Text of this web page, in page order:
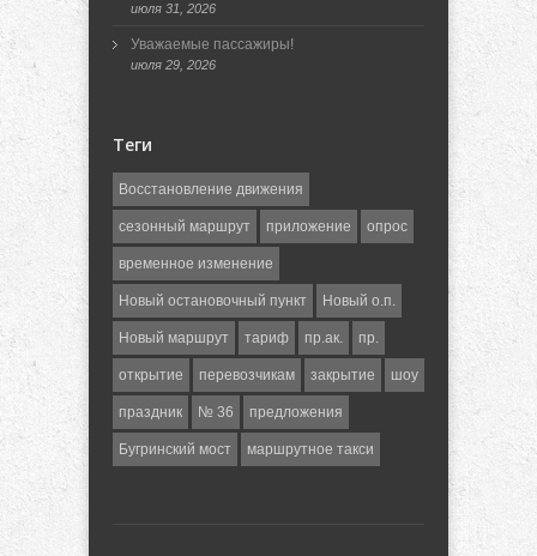
июля 31, 2026
Уважаемые пассажиры!
июля 29, 2026
Теги
Восстановление движения
сезонный маршрут приложение опрос
временное изменение
Новый остановочный пункт Новый о.п.
Новый маршрут тариф пр.ак. пр.
открытие перевозчикам закрытие шоу
праздник № 36 предложения
Бугринский мост маршрутное такси